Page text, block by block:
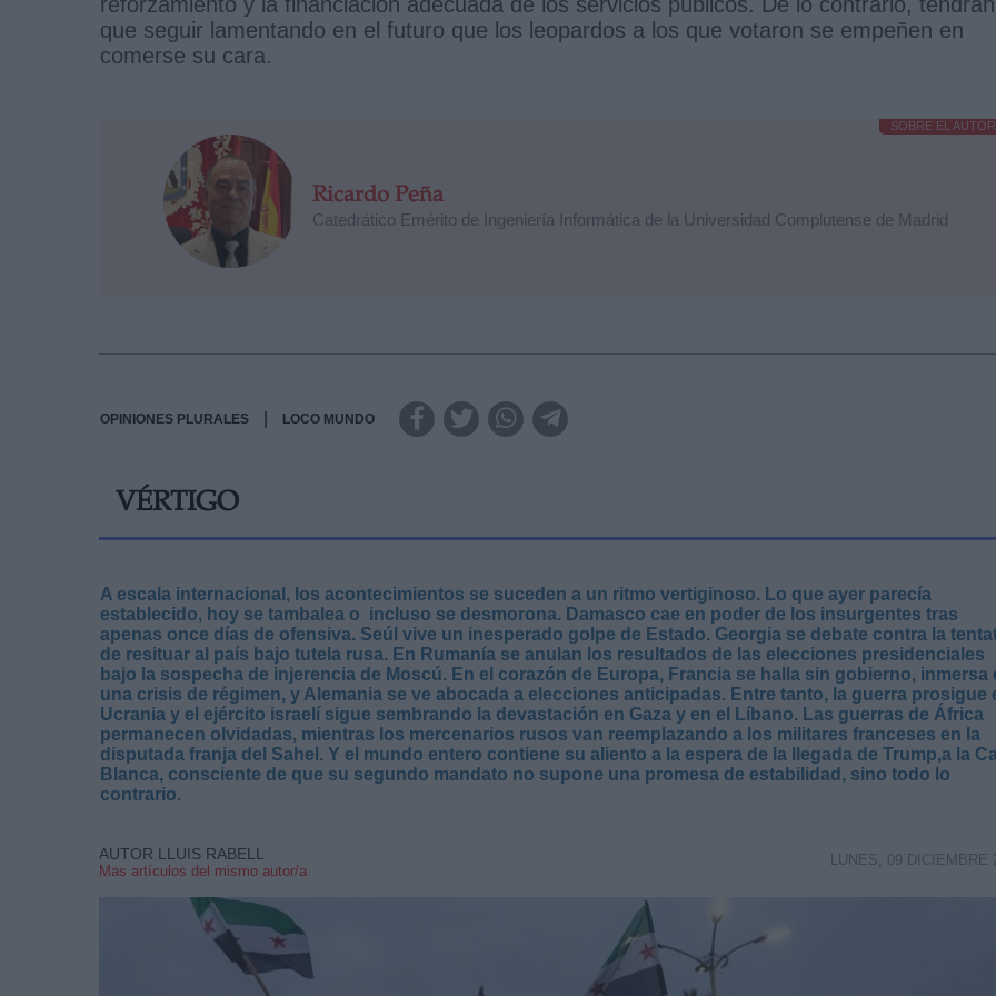
que seguir lamentando en el futuro que los leopardos a los que votaron se empeñen en
comerse su cara.
SOBRE EL AUTOR
Ricardo Peña
Catedrático Emérito de Ingeniería Informática de la Universidad Complutense de Madrid
OPINIONES PLURALES LOCO MUNDO
VÉRTIGO
A escala internacional, los acontecimientos se suceden a un ritmo vertiginoso. Lo que ayer parecía
establecido, hoy se tambalea o incluso se desmorona. Damasco cae en poder de los insurgentes tras
apenas once días de ofensiva. Seúl vive un inesperado golpe de Estado. Georgia se debate contra la
de resituar al país bajo tutela rusa. En Rumanía se anulan los resultados de las elecciones presidenciales
bajo la sospecha de injerencia de Moscú. En el corazón de Europa, Francia se halla sin gobierno, inmersa
una crisis de régimen, y Alemania se ve abocada a elecciones anticipadas. Entre tanto, la guerra prosigue
Ucrania y el ejército israelí sigue sembrando la devastación en Gaza y en el Líbano. Las guerras de África
permanecen olvidadas, mientras los mercenarios rusos van reemplazando a los militares franceses en la
disputada franja del Sahel. Y el mundo entero contiene su aliento a la espera de la llegada de Trump,a la
Blanca, consciente de que su segundo mandato no supone una promesa de estabilidad, sino todo lo
contrario.
AUTOR LLUIS RABELL
Mas artículos del mismo autor/a
LUNES, 09 DICIEMBRE